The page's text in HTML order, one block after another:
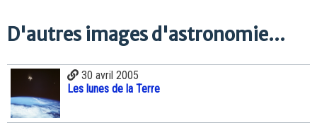
D'autres images d'astronomie...
30 avril 2005
Les lunes de la Terre